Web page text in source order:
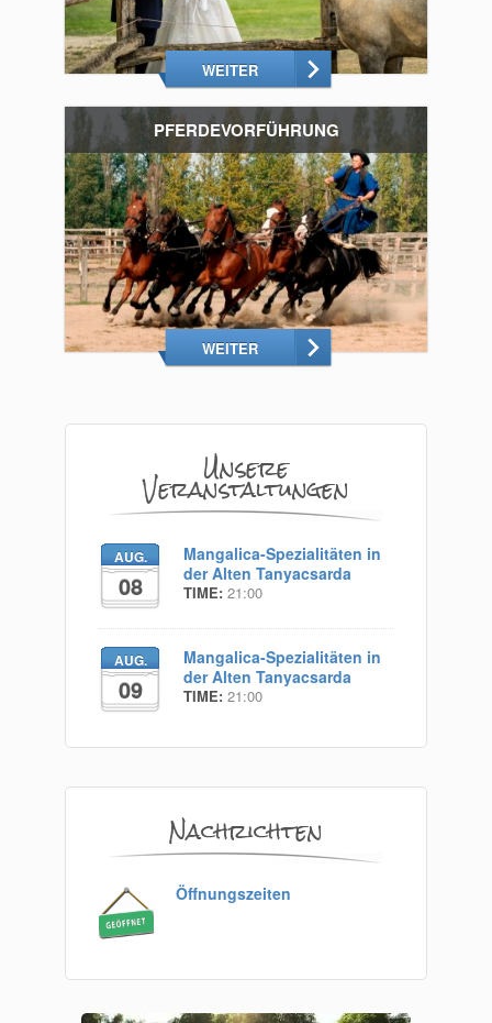
WEITER
PFERDEVORFÜHRUNG
WEITER
Unsere
Veranstaltungen
AUG.
08
Mangalica-Spezialitäten in
der Alten Tanyacsarda
TIME: 21:00
AUG.
09
Mangalica-Spezialitäten in
der Alten Tanyacsarda
TIME: 21:00
Nachrichten
Öffnungszeiten